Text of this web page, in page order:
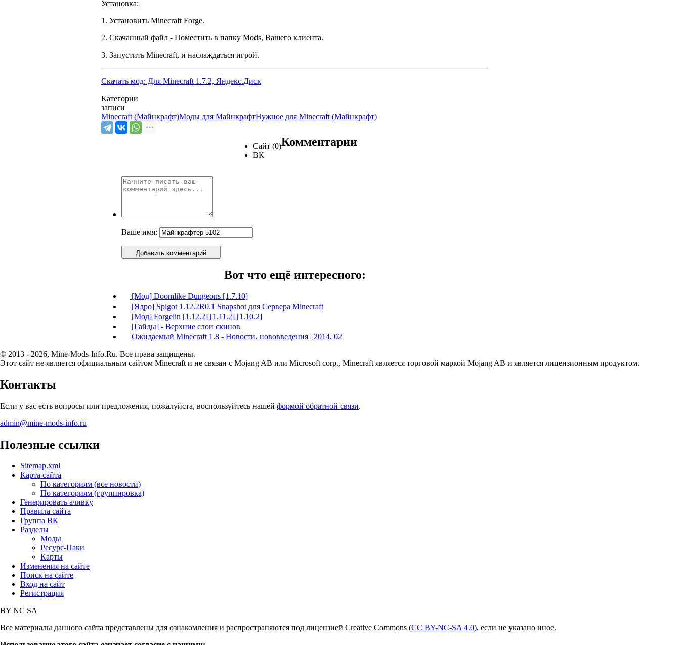
Установка:
1. Установить Minecraft Forge.
2. Скачанный файл - Поместить в папку Mods, Вашего клиента.
3. Запустить Minecraft, и наслаждаться игрой.
Скачать мод: Для Minecraft 1.7.2, Яндекс.Диск
Категории
записи
Minecraft (Майнкрафт)Моды для МайнкрафтНужное для Minecraft (Майнкрафт)
Сайт (0)
ВК
Комментарии
Ваше имя:
Добавить комментарий
Вот что ещё интересного:
[Мод] Doomlike Dungeons [1.7.10]
[Ядро] Spigot 1.12.2R0.1 Snapshot для Сервера Minecraft
[Мод] Forgelin [1.12.2] [1.11.2] [1.10.2]
[Гайды] - Верхние слои скинов
Ожидаемый Minecraft 1.8 - Новости, нововведения | 2014. 02
© 2013 - 2026, Mine-Mods-Info.Ru. Все права защищены.
Этот сайт не является официальным сайтом Minecraft и не связан с Mojang AB или Microsoft corp., Minecraft является торговой маркой Mojang AB и является лицензионным продуктом.
Контакты
Если у вас есть вопросы или предложения, пожалуйста, воспользуйтесь нашей формой обратной связи.
admin@mine-mods-info.ru
Полезные ссылки
Sitemap.xml
Карта сайта
По категориям (все новости)
По категориям (группировка)
Генерировать ачивку
Правила сайта
Группа ВК
Разделы
Моды
Ресурс-Паки
Карты
Изменения на сайте
Поиск на сайте
Вход на сайт
Регистрация
BY NC SA
Все материалы данного сайта представлены для ознакомления и распространяются под лицензией Creative Commons (CC BY-NC-SA 4.0), если не указано иное.